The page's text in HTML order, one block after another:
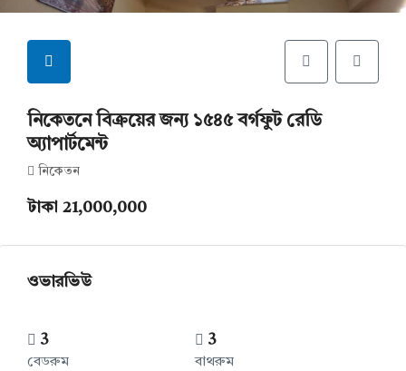
নিকেতনে বিক্রয়ের জন্য ১৫৪৫ বর্গফুট রেডি
অ্যাপার্টমেন্ট
নিকেতন
টাকা 21,000,000
ওভারভিউ
3
বেডরুম
3
বাথরুম